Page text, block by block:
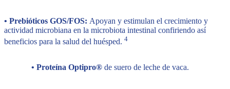
• Prebióticos GOS/FOS: Apoyan y estimulan el crecimiento y
actividad microbiana en la microbiota intestinal confiriendo así
beneficios para la salud del huésped. 4
• Proteína Optipro®de suero de leche de vaca.